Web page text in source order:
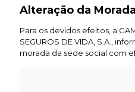
Alteração da
Para os devidos efeitos, a
SEGUROS DE VIDA, S.A.,
morada da sede social com